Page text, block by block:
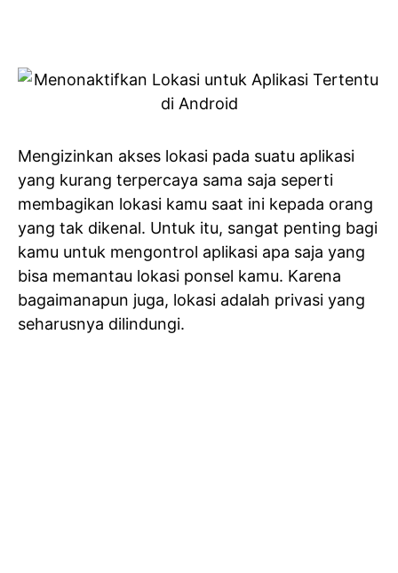
Mengizinkan akses lokasi pada suatu aplikasi
yang kurang terpercaya sama saja seperti
membagikan lokasi kamu saat ini kepada orang
yang tak dikenal. Untuk itu, sangat penting bagi
kamu untuk mengontrol aplikasi apa saja yang
bisa memantau lokasi ponsel kamu. Karena
bagaimanapun juga, lokasi adalah privasi yang
seharusnya dilindungi.